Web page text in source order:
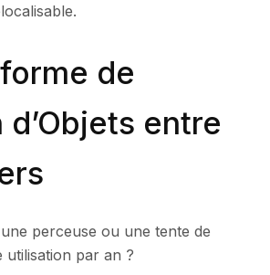
de
entre
perceuse ou une tente de
par an ?